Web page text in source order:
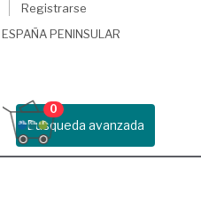
Registrarse
ESPAÑA PENINSULAR
Busqueda avanzada
0